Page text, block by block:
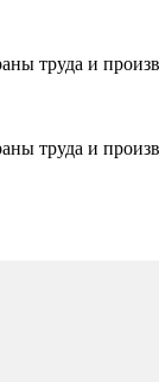
труда и
труда и